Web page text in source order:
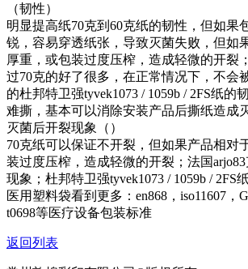
（韧性）
明显提高纸70克到60克纸的韧性，但如果
锐，容易穿透纸张，导致灭菌失败，但如
厚重，或包装过度压榨，造成轻微的开裂
过70克的好了很多，在正常情况下，不会
的杜邦特卫强tyvek1073 / 1059b / 2FS纸的
难撕，基本可以消除安装产品后撕纸造成
灭菌后开裂现象（）
70克纸可以保证不开裂，但如果产品相对
装过度压榨，造成轻微的开裂；法国
现象；杜邦特卫强tyvek1073 / 1059b / 2FS
医用塑料袋看到更多：en868，iso11607，
t0698等医疗设备包装标准
返回列表